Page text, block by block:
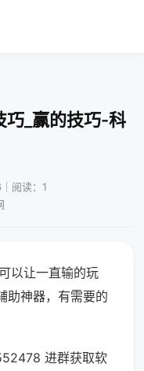
巧_赢的技巧-科
阅读：1
以让一直输的玩
助神器，有需要的
进群获取软